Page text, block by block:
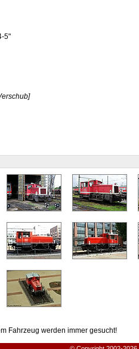
5"
Fahrzeug werden immer gesucht!